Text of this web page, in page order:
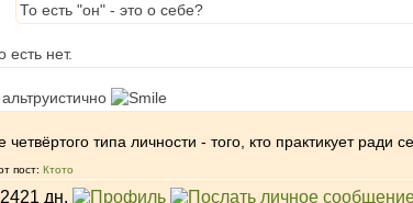
То есть "он" - это о себе?
есть нет.
четвёртого типа личности - того, кто практикует ради
пост: Ктото